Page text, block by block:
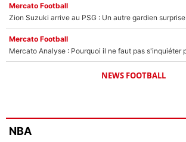
Mercato Football
Mercato Football
Mercato Analyse : Pourquoi il ne faut pas s'inquiéter
NEWS FOOTBALL
NBA